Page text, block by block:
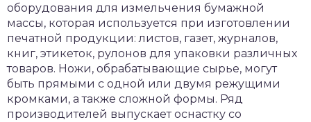
оборудования для измельчения бумажной
массы, которая используется при изготовлении
печатной продукции: листов, газет, журналов,
книг, этикеток, рулонов для упаковки различных
товаров. Ножи, обрабатывающие сырье, могут
быть прямыми с одной или двумя режущими
кромками, а также сложной формы. Ряд
производителей выпускает оснастку со